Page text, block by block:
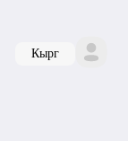
Кырг